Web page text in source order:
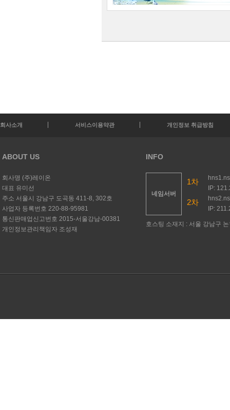
회사소개 서비스이용약관 개인정보 취급방침
ABOUT US
회사명 (주)레이온
대표 유미선
주소 서울시 강남구 도곡동 411-8, 302호
사업자 등록번호 220-88-95981
통신판매업신고번호 2015-서울강남-00381
개인정보관리책임자 조성재
INFO
네임서버
1차
IP:
2차
IP:
호스팅 소재지 : 서울 강남구